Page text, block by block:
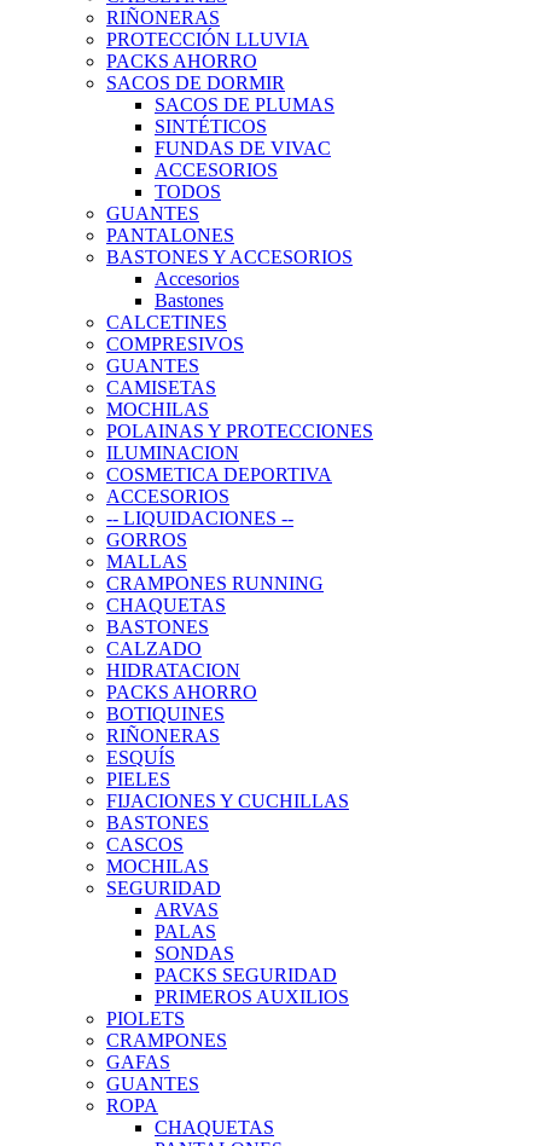
RIÑONERAS
PROTECCIÓN LLUVIA
PACKS AHORRO
SACOS DE DORMIR
SACOS DE PLUMAS
SINTÉTICOS
FUNDAS DE VIVAC
ACCESORIOS
TODOS
GUANTES
PANTALONES
BASTONES Y ACCESORIOS
Accesorios
Bastones
CALCETINES
COMPRESIVOS
GUANTES
CAMISETAS
MOCHILAS
POLAINAS Y PROTECCIONES
ILUMINACION
COSMETICA DEPORTIVA
ACCESORIOS
-- LIQUIDACIONES --
GORROS
MALLAS
CRAMPONES RUNNING
CHAQUETAS
BASTONES
CALZADO
HIDRATACION
PACKS AHORRO
BOTIQUINES
RIÑONERAS
ESQUÍS
PIELES
FIJACIONES Y CUCHILLAS
BASTONES
CASCOS
MOCHILAS
SEGURIDAD
ARVAS
PALAS
SONDAS
PACKS SEGURIDAD
PRIMEROS AUXILIOS
PIOLETS
CRAMPONES
GAFAS
GUANTES
ROPA
CHAQUETAS